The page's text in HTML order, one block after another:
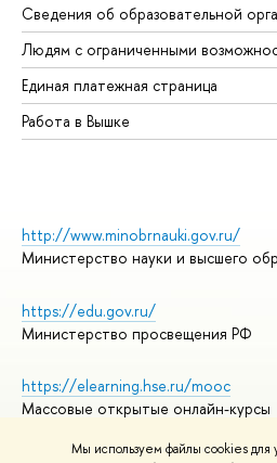
Мы используем файлы cookies для
Сведения об образовательной
Людям с ограниченными
Единая платежная страница
Работа в Вышке
http://www.minobrnauki.gov.ru/
Министерство науки и высшего
https://edu.gov.ru/
Министерство просвещения РФ
https://elearning.hse.ru/mooc
Массовые открытые онлайн-курсы